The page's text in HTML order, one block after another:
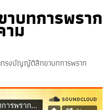
บทการพราก
ม
ทรงบัญญัติสิกขาบทการพราก